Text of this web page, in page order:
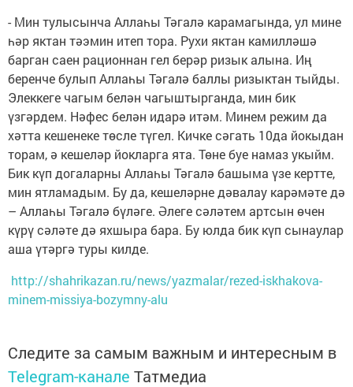
- Мин тулысынча Аллаһы Тәгалә карамагында, ул мине
һәр яктан тәэмин итеп тора. Рухи яктан камилләшә
барган саен рационнан гел берәр ризык алына. Иң
беренче булып Аллаһы Тәгалә баллы ризыктан тыйды.
Элеккеге чагым белән чагыштырганда, мин бик
үзгәрдем. Нәфес белән идарә итәм. Минем режим да
хәтта кешенеке төсле түгел. Кичке сәгать 10да йокыдан
торам, ә кешеләр йокларга ята. Төне буе намаз укыйм.
Бик күп догаларны Аллаһы Тәгалә башыма үзе кертте,
мин ятламадым. Бу да, кешеләрне дәвалау карәмәте дә
– Аллаһы Тәгалә бүләге. Әлеге сәләтем артсын өчен
күрү сәләте дә яхшыра бара. Бу юлда бик күп сынаулар
аша үтәргә туры килде.
http://shahrikazan.ru/news/yazmalar/rezed-iskhakova-
minem-missiya-bozymny-alu
Следите за самым важным и интересным в
Telegram-канале Татмедиа